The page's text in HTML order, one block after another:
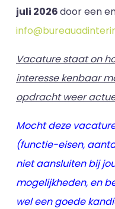
juli 2026door een
Vacature staat on
interesse kenbaar
opdracht weer
Mocht deze
(functie-eisen,
niet aansluiten bij
mogelijkheden, en
wel een goede